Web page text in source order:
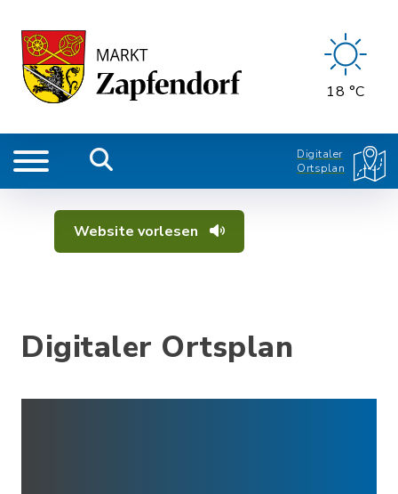
18 °C
Digitaler
Ortsplan
Website vorlesen
Digitaler Ortsplan